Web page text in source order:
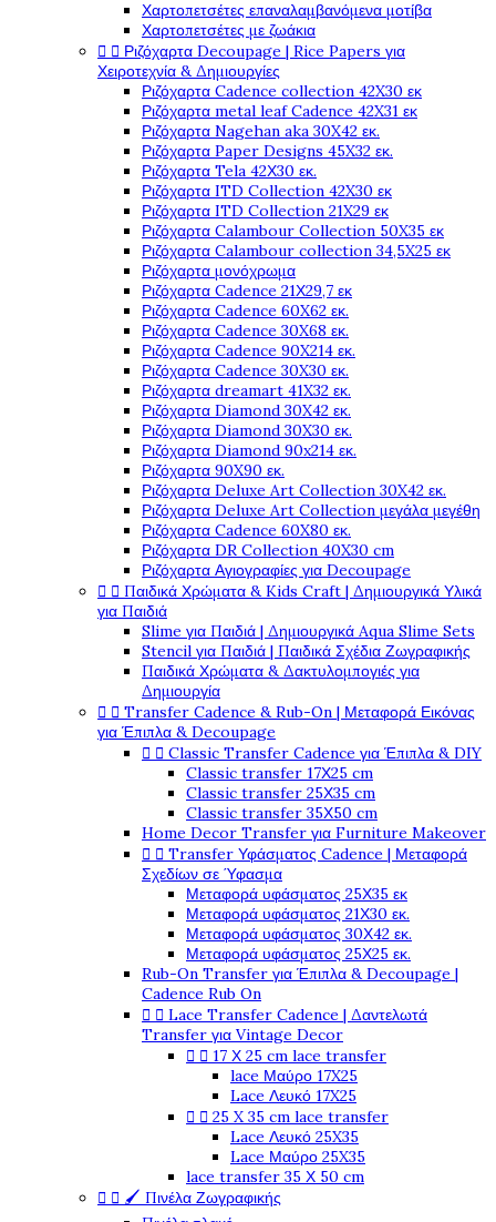
Χαρτοπετσέτες επαναλαμβανόμενα μοτίβα
Χαρτοπετσέτες με ζωάκια
  Ριζόχαρτα Decoupage | Rice Papers για
Χειροτεχνία & Δημιουργίες
Ριζόχαρτα Cadence collection 42X30 εκ
Ριζόχαρτα metal leaf Cadence 42X31 εκ
Ριζόχαρτα Nagehan aka 30X42 εκ.
Ριζόχαρτα Paper Designs 45X32 εκ.
Ριζόχαρτα Tela 42Χ30 εκ.
Ριζόχαρτα ITD Collection 42X30 εκ
Ριζόχαρτα ITD Collection 21X29 εκ
Ριζόχαρτα Calambour Collection 50X35 εκ
Ριζόχαρτα Calambour collection 34,5X25 εκ
Ριζόχαρτα μονόχρωμα
Ριζόχαρτα Cadence 21Χ29,7 εκ
Ριζόχαρτα Cadence 60X62 εκ.
Ριζόχαρτα Cadence 30X68 εκ.
Ριζόχαρτα Cadence 90X214 εκ.
Ριζόχαρτα Cadence 30X30 εκ.
Ριζόχαρτα dreamart 41X32 εκ.
Ριζόχαρτα Diamond 30X42 εκ.
Ριζόχαρτα Diamond 30X30 εκ.
Ριζόχαρτα Diamond 90x214 εκ.
Ριζόχαρτα 90X90 εκ.
Ριζόχαρτα Deluxe Art Collection 30X42 εκ.
Ριζόχαρτα Deluxe Art Collection μεγάλα μεγέθη
Ριζόχαρτα Cadence 60X80 εκ.
Ριζόχαρτα DR Collection 40X30 cm
Ριζόχαρτα Αγιογραφίες για Decoupage
  Παιδικά Χρώματα & Kids Craft | Δημιουργικά Υλικά
για Παιδιά
Slime για Παιδιά | Δημιουργικά Aqua Slime Sets
Stencil για Παιδιά | Παιδικά Σχέδια Ζωγραφικής
Παιδικά Χρώματα & Δακτυλομπογιές για
Δημιουργία
  Transfer Cadence & Rub-On | Μεταφορά Εικόνας
για Έπιπλα & Decoupage
  Classic Transfer Cadence για Έπιπλα & DIY
Classic transfer 17Χ25 cm
Classic transfer 25Χ35 cm
Classic transfer 35Χ50 cm
Home Decor Transfer για Furniture Makeover
  Transfer Υφάσματος Cadence | Μεταφορά
Σχεδίων σε Ύφασμα
Μεταφορά υφάσματος 25Χ35 εκ
Μεταφορά υφάσματος 21Χ30 εκ.
Μεταφορά υφάσματος 30Χ42 εκ.
Μεταφορά υφάσματος 25Χ25 εκ.
Rub-On Transfer για Έπιπλα & Decoupage |
Cadence Rub On
  Lace Transfer Cadence | Δαντελωτά
Transfer για Vintage Decor
  17 Χ 25 cm lace transfer
lace Μαύρο 17X25
Lace Λευκό 17X25
  25 X 35 cm lace transfer
Lace Λευκό 25X35
Lace Μαύρο 25X35
lace transfer 35 Χ 50 cm
  🖌️ Πινέλα Ζωγραφικής